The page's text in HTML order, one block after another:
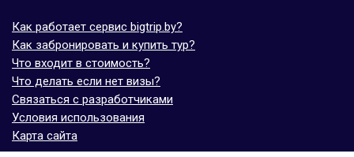
Как работает сервис bigtrip.by?
Как забронировать и купить тур?
Что входит в стоимость?
Что делать если нет визы?
Связаться с разработчиками
Условия использования
Карта сайта